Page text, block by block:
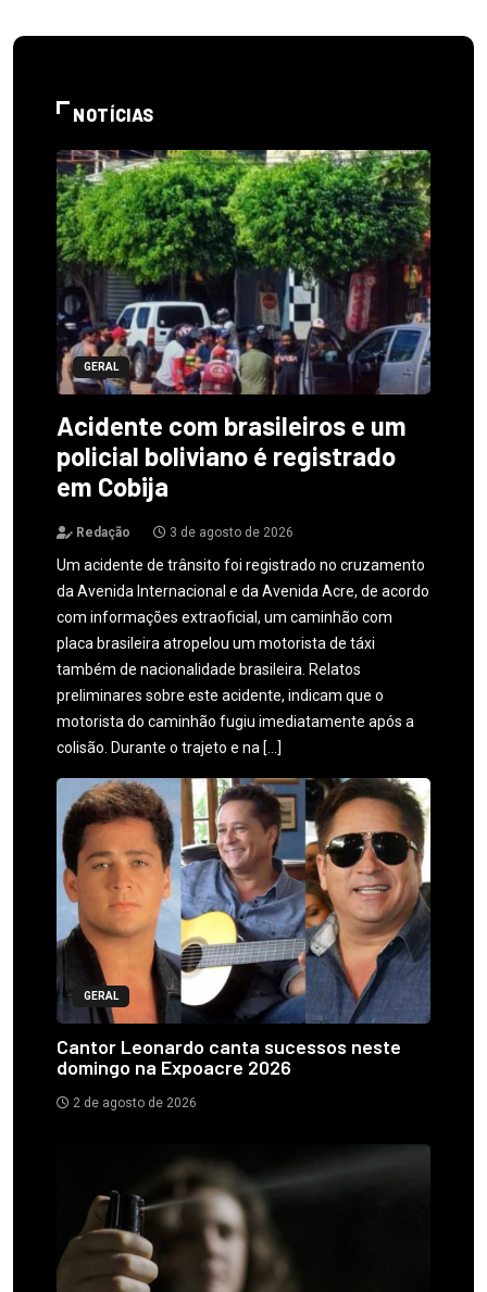
NOTÍCIAS
GERAL
Acidente com brasileiros e um
policial boliviano é registrado
em Cobija
Redação 3 de agosto de 2026
Um acidente de trânsito foi registrado no cruzamento
da Avenida Internacional e da Avenida Acre, de acordo
com informações extraoficial, um caminhão com
placa brasileira atropelou um motorista de táxi
também de nacionalidade brasileira. Relatos
preliminares sobre este acidente, indicam que o
motorista do caminhão fugiu imediatamente após a
colisão. Durante o trajeto e na […]
GERAL
Cantor Leonardo canta sucessos neste
domingo na Expoacre 2026
2 de agosto de 2026